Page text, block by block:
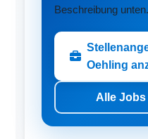
Beschreibung unten.
Oehling
Alle